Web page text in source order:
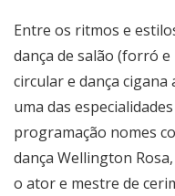
Entre os ritmos e
dança de salão (forró
circular e dança cigana
uma das
programação nomes
dança Wellington
o ator e mestre de